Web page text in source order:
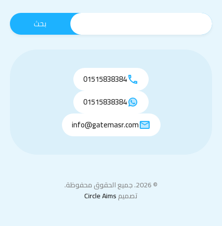
01515838384
01515838384
info@gatemasr.com
© 2026. جميع الحقوق محفوظة.
تصميمCircle Aims